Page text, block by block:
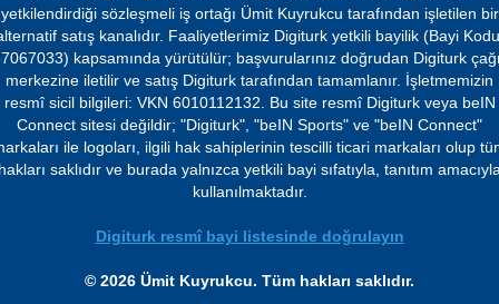
yetkilendirdiği sözleşmeli iş ortağı Ümit Kuyrukcu tarafından işletilen bir
satış kanalıdır. Faaliyetlerimiz Digiturk yetkili bayilik (Bayi
kapsamında yürütülür; başvurularınız doğrudan Digiturk
merkezine iletilir ve satış Digiturk tarafından tamamlanır. İşletmemizin
resmî sicil bilgileri: VKN 6010112132. Bu site resmî Digiturk veya beIN
Connect sitesi değildir; "Digiturk", "beIN Sports" ve "beIN Connect"
ile logoları, ilgili hak sahiplerinin tescilli ticari markaları olup
saklıdır ve burada yalnızca yetkili bayi sıfatıyla, tanıtım
kullanılmaktadır.
Digiturk resmî bayi listesinde doğrulayın
© 2026 Ümit Kuyrukcu. Tüm hakları saklıdır.